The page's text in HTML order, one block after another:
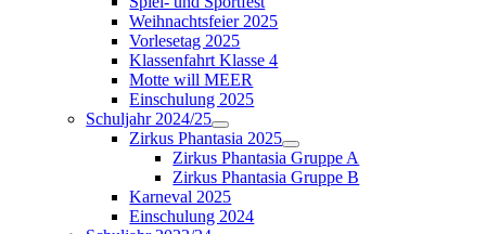
Weihnachtsfeier 2025
Vorlesetag 2025
Klassenfahrt Klasse 4
Motte will MEER
Einschulung 2025
Schuljahr 2024/25
Zirkus Phantasia 2025
Zirkus Phantasia Gruppe A
Zirkus Phantasia Gruppe B
Karneval 2025
Einschulung 2024